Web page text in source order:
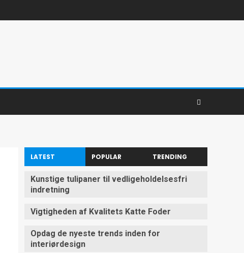
LATEST POPULAR TRENDING
Kunstige tulipaner til vedligeholdelsesfri
indretning
Vigtigheden af Kvalitets Katte Foder
Opdag de nyeste trends inden for
interiørdesign